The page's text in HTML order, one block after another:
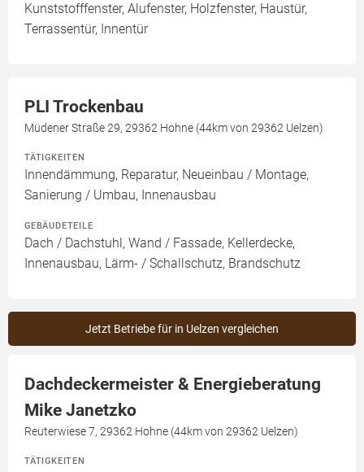
Kunststofffenster, Alufenster, Holzfenster, Haustür,
Terrassentür, Innentür
PLI Trockenbau
Müdener Straße 29, 29362 Hohne (44km von 29362 Uelzen)
TÄTIGKEITEN
Innendämmung, Reparatur, Neueinbau / Montage,
Sanierung / Umbau, Innenausbau
GEBÄUDETEILE
Dach / Dachstuhl, Wand / Fassade, Kellerdecke,
Innenausbau, Lärm- / Schallschutz, Brandschutz
Jetzt Betriebe für in Uelzen vergleichen
Dachdeckermeister & Energieberatung
Mike Janetzko
Reuterwiese 7, 29362 Hohne (44km von 29362 Uelzen)
TÄTIGKEITEN